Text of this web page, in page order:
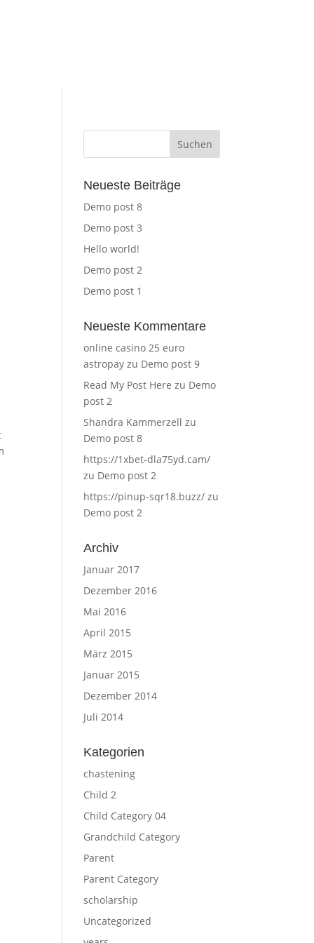
Neueste Beiträge
Demo post 8
Demo post 3
Hello world!
Demo post 2
Demo post 1
Neueste Kommentare
online casino 25 euro
astropay zu Demo post 9
Read My Post Here zu Demo
post 2
Shandra Kammerzell zu
Demo post 8
https://1xbet-dla75yd.cam/
zu Demo post 2
https://pinup-sqr18.buzz/ zu
Demo post 2
Archiv
Januar 2017
Dezember 2016
Mai 2016
April 2015
März 2015
Januar 2015
Dezember 2014
Juli 2014
Kategorien
chastening
Child 2
Child Category 04
Grandchild Category
Parent
Parent Category
scholarship
Uncategorized